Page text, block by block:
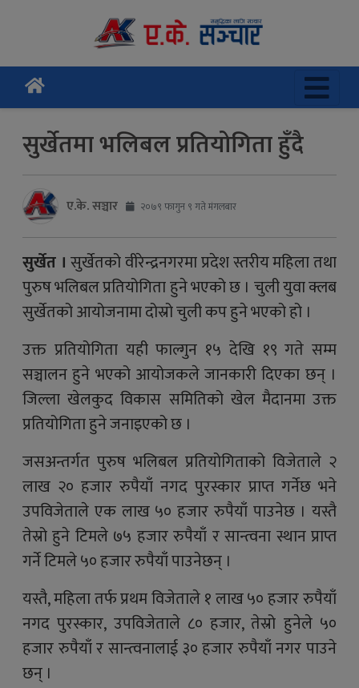
सुर्खेतमा भलिबल प्रतियोगिता हुँदै
ए.के. सञ्चार २०७९ फागुन ९ गते मंगलबार
सुर्खेत । सुर्खेतको वीरेन्द्रनगरमा प्रदेश स्तरीय महिला तथा
पुरुष भलिबल प्रतियोगिता हुने भएको छ । चुली युवा क्लब
सुर्खेतको आयोजनामा दोस्रो चुली कप हुने भएको हो ।
उक्त प्रतियोगिता यही फाल्गुन १५ देखि १९ गते सम्म
सञ्चालन हुने भएको आयोजकले जानकारी दिएका छन् ।
जिल्ला खेलकुद विकास समितिको खेल मैदानमा उक्त
प्रतियोगिता हुने जनाइएको छ ।
जसअन्तर्गत पुरुष भलिबल प्रतियोगिताको विजेताले २
लाख २० हजार रुपैयाँ नगद पुरस्कार प्राप्त गर्नेछ भने
उपविजेताले एक लाख ५० हजार रुपैयाँ पाउनेछ । यस्तै
तेस्रो हुने टिमले ७५ हजार रुपैयाँ र सान्त्वना स्थान प्राप्त
गर्ने टिमले ५० हजार रुपैयाँ पाउनेछन् ।
यस्तै, महिला तर्फ प्रथम विजेताले १ लाख ५० हजार रुपैयाँ
नगद पुरस्कार, उपविजेताले ८० हजार, तेस्रो हुनेले ५०
हजार रुपैयाँ र सान्त्वनालाई ३० हजार रुपैयाँ नगर पाउने
छन् ।